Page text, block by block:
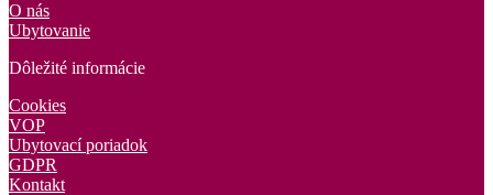
O nás
Ubytovanie
Dôležité informácie
Cookies
VOP
Ubytovací poriadok
GDPR
Kontakt